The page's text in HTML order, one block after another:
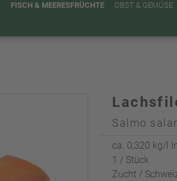
FISCH & MEERESFRÜCHTE OBST & GEMÜSE
Salmo salar
ca. 0,320 kg/l
1 / Stück
Zucht /